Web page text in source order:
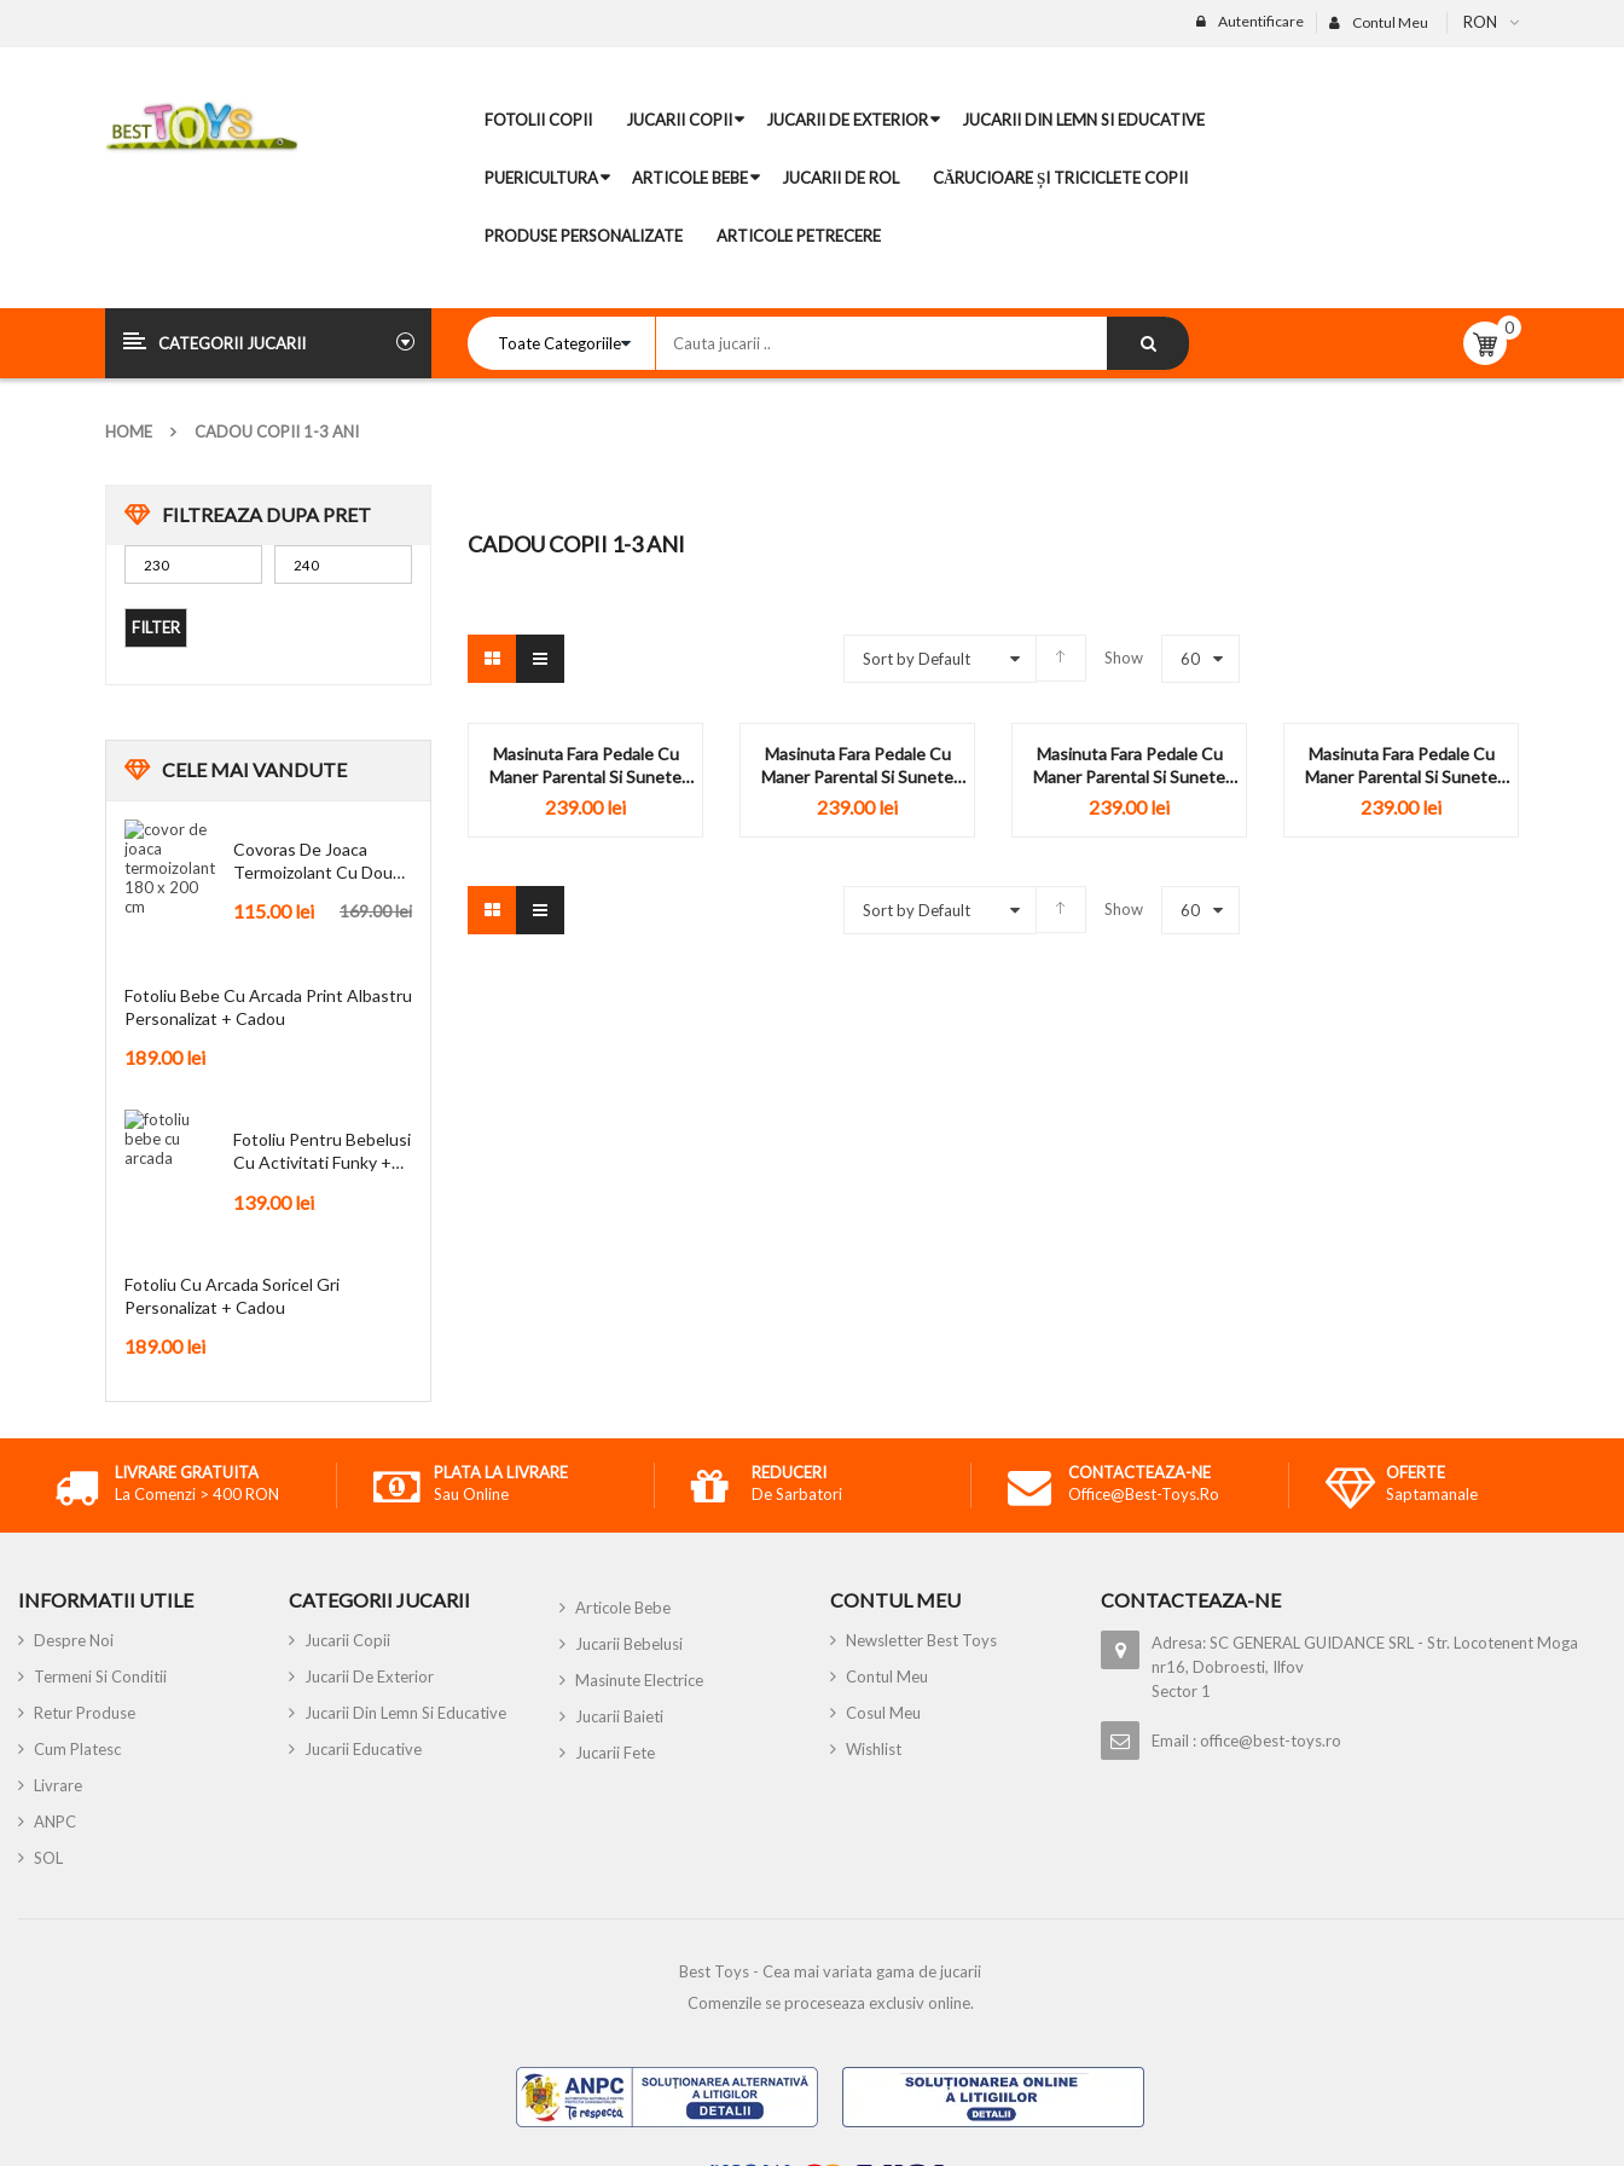
RON
Contul Meu
Autentificare
FOTOLII COPII JUCARII COPII JUCARII DE EXTERIOR JUCARII DIN LEMN SI EDUCATIVE
PUERICULTURA ARTICOLE BEBE JUCARII DE ROL CĂRUCIOARE ȘI TRICICLETE COPII
PRODUSE PERSONALIZATE ARTICOLE PETRECERE
CATEGORII JUCARII
0
HOME CADOU COPII 1-3 ANI
FILTREAZA DUPA PRET
FILTER
CELEMAI VANDUTE
Covoras De Joaca
Termoizolant Cu Doua
169.00lei
115.00lei
Fotoliu Bebe Cu Arcada Print Albastru
Personalizat + Cadou
189.00lei
Fotoliu Pentru Bebelusi
Cu Activitati Funky +
139.00lei
Fotoliu Cu Arcada Soricel Gri
Personalizat + Cadou
189.00lei
CADOU COPII 1-3 ANI
Sort by Default Show 60
Masinuta Fara Pedale Cu
Maner Parental Si Sunete
Black...
239.00lei
Masinuta Fara Pedale Cu
Maner Parental Si Sunete
Red...
239.00lei
Masinuta Fara Pedale Cu
Maner Parental Si Sunete
Pink...
239.00lei
Masinuta Fara Pedale Cu
Maner Parental Si Sunete
Blue...
239.00lei
Sort by Default Show 60
LIVRARE GRATUITA
La Comenzi > 400 RON
PLATA LA LIVRARE
Sau Online
REDUCERI
De Sarbatori
CONTACTEAZA-NE
Office@best-Toys.ro
OFERTE
Saptamanale
INFORMATII UTILE
Despre Noi
Termeni Si Conditii
Retur Produse
Cum Platesc
Livrare
ANPC
SOL
CATEGORII JUCARII
Jucarii Copii
Jucarii De Exterior
Jucarii Din Lemn Si Educative
Jucarii Educative
Articole Bebe
Jucarii Bebelusi
Masinute Electrice
Jucarii Baieti
Jucarii Fete
CONTUL MEU
Newsletter Best Toys
Contul Meu
Cosul Meu
Wishlist
CONTACTEAZA-NE
Adresa: SC GENERAL GUIDANCE SRL - Str. Locotenent Moga
nr16, Dobroesti, Ilfov
Sector 1
Email : office@best-toys.ro
Best Toys - Cea mai variata gama de jucarii
Comenzile se proceseaza exclusiv online.